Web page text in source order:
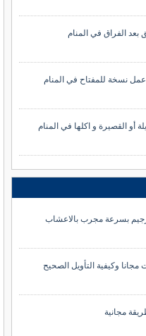
الفراق في المنام
نسخة للمفتاح في المنام
أو القصيرة و اكلها في المنام
بسرعة مجرب بالاعشاب
مجانا وكيفية التأويل الصحيح
مجانية